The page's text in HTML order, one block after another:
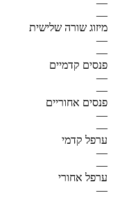
—
מיזוג שורה שלישית
—
—
פנסים קדמיים
—
—
פנסים אחוריים
—
—
ערפל קדמי
—
—
ערפל אחורי
—